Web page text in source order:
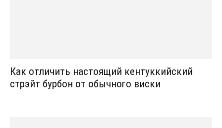
Как отличить настоящий кентуккийский
стрэйт бурбон от обычного виски